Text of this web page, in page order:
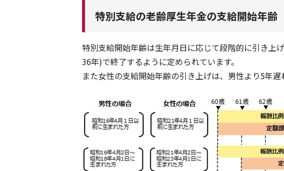
特別支給の老齢厚生年金の支給開始年齢
特別支給開始年齢は生年月日に応じて段階的に引き上
36年)で終了するように定められています。
また女性の支給開始年齢の引き上げは、男性より5年遅